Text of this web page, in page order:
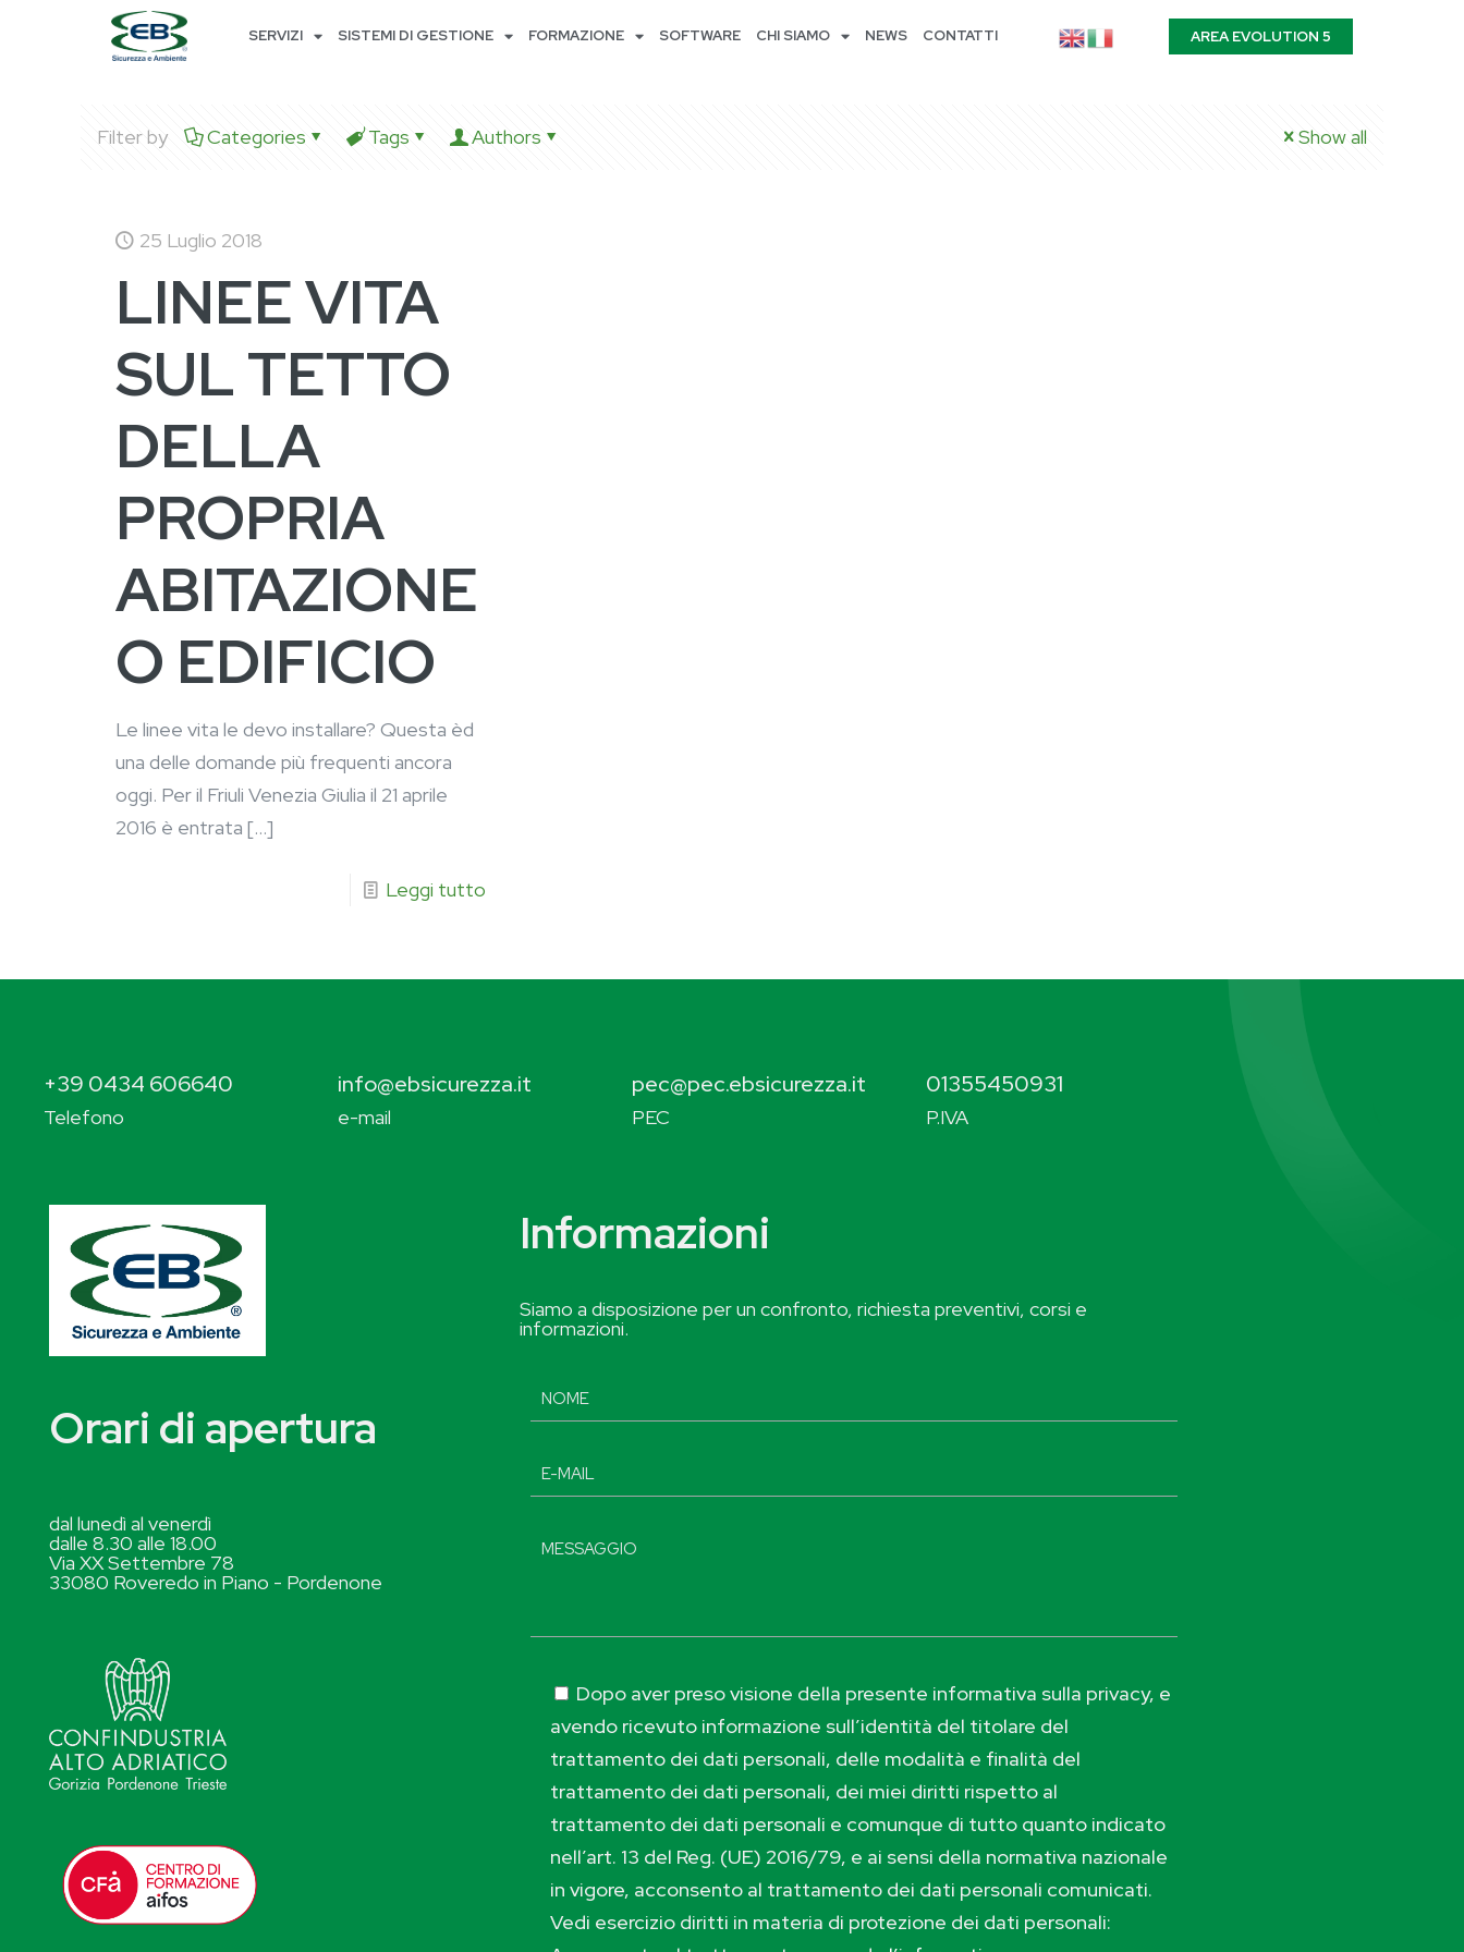
SERVIZI SISTEMI DI GESTIONE FORMAZIONE SOFTWARE CHI SIAMO NEWS CONTATTI AREA EVOLUTION 5
Filter by Categories Tags Authors Show all
25 Luglio 2018
LINEE VITA
SUL TETTO
DELLA
PROPRIA
ABITAZIONE
O EDIFICIO
Le linee vita le devo installare? Questa èd
una delle domande più frequenti ancora
oggi. Per il Friuli Venezia Giulia il 21 aprile
2016 è entrata […]
Leggi tutto
+39 0434 606640
Telefono
info@ebsicurezza.it
e-mail
pec@pec.ebsicurezza.it
PEC
01355450931
P.IVA
Orari di apertura
dal lunedì al venerdì
dalle 8.30 alle 18.00
Via XX Settembre 78
33080 Roveredo in Piano - Pordenone
Informazioni
Siamo a disposizione per un confronto, richiesta preventivi, corsi e
informazioni.
Dopo aver preso visione della presente informativa sulla privacy, e
avendo ricevuto informazione sull’identità del titolare del
trattamento dei dati personali, delle modalità e finalità del
trattamento dei dati personali, dei miei diritti rispetto al
trattamento dei dati personali e comunque di tutto quanto indicato
nell’art. 13 del Reg. (UE) 2016/79, e ai sensi della normativa nazionale
in vigore, acconsento al trattamento dei dati personali comunicati.
Vedi esercizio diritti in materia di protezione dei dati personali: